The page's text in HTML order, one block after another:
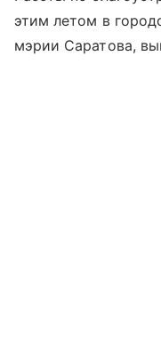
этим летом в
мэрии Саратова,